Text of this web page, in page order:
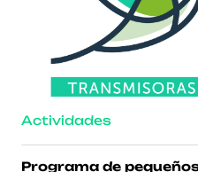
Actividades
Programa de